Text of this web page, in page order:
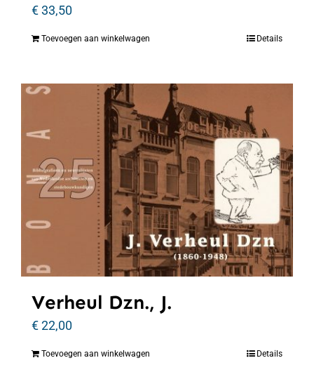
€33,50
Toevoegen aan winkelwagen Details
Verheul Dzn., J.
€22,00
Toevoegen aan winkelwagen Details